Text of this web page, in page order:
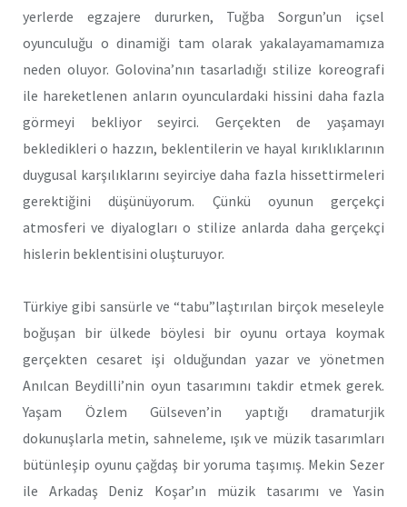
yerlerde egzajere dururken, Tuğba Sorgun’un içsel
oyunculuğu o dinamiği tam olarak yakalayamamamıza
neden oluyor. Golovina’nın tasarladığı stilize koreografi
ile hareketlenen anların oyunculardaki hissini daha fazla
görmeyi bekliyor seyirci. Gerçekten de yaşamayı
bekledikleri o hazzın, beklentilerin ve hayal kırıklıklarının
duygusal karşılıklarını seyirciye daha fazla hissettirmeleri
gerektiğini düşünüyorum. Çünkü oyunun gerçekçi
atmosferi ve diyalogları o stilize anlarda daha gerçekçi
hislerin beklentisini oluşturuyor.
Türkiye gibi sansürle ve “tabu”laştırılan birçok meseleyle
boğuşan bir ülkede böylesi bir oyunu ortaya koymak
gerçekten cesaret işi olduğundan yazar ve yönetmen
Anılcan Beydilli’nin oyun tasarımını takdir etmek gerek.
Yaşam Özlem Gülseven’in yaptığı dramaturjik
dokunuşlarla metin, sahneleme, ışık ve müzik tasarımları
bütünleşip oyunu çağdaş bir yoruma taşımış. Mekin Sezer
ile Arkadaş Deniz Koşar’ın müzik tasarımı ve Yasin